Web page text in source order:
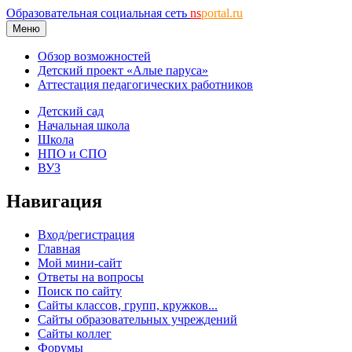
Образовательная социальная сеть nsportal.ru
Меню
Обзор возможностей
Детский проект «Алые паруса»
Аттестация педагогических работников
Детский сад
Начальная школа
Школа
НПО и СПО
ВУЗ
Навигация
Вход/регистрация
Главная
Мой мини-сайт
Ответы на вопросы
Поиск по сайту
Сайты классов, групп, кружков...
Сайты образовательных учреждений
Сайты коллег
Форумы